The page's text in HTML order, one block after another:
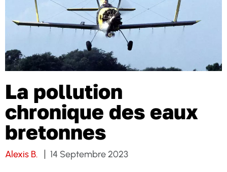
La pollution
chronique des eaux
bretonnes
Alexis B. 14 Septembre 2023